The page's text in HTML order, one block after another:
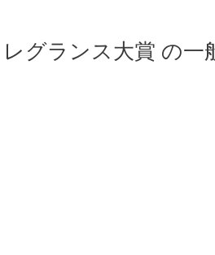
グランス大賞 の一